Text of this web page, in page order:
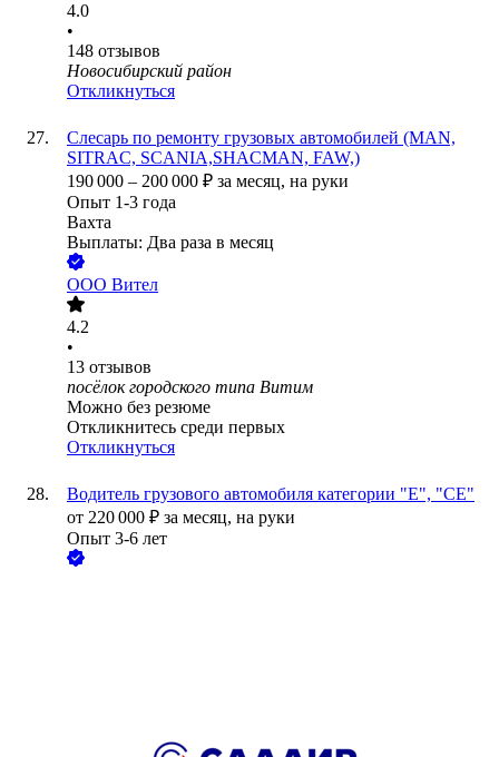
4.0
•
148 отзывов
Новосибирский район
Откликнуться
Слесарь по ремонту грузовых автомобилей (MAN,
SITRAC, SCANIA,SHACMAN, FAW,)
190 000 – 200 000 ₽ за месяц, на руки
Опыт 1-3 года
Вахта
Выплаты: Два раза в месяц
ООО Вител
4.2
•
13 отзывов
посёлок городского типа Витим
Можно без резюме
Откликнитесь среди первых
Откликнуться
Водитель грузового автомобиля категории "Е", "СЕ"
от 220 000 ₽ за месяц, на руки
Опыт 3-6 лет